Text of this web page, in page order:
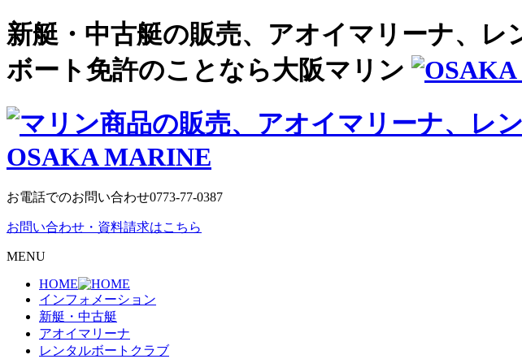
新艇・中古艇の販売、アオイマリーナ、レ
ボート免許のことなら大阪マリン
お電話でのお問い合わせ0773-77-0387
お問い合わせ・資料請求はこちら
MENU
HOME
インフォメーション
新艇・中古艇
アオイマリーナ
レンタルボートクラブ